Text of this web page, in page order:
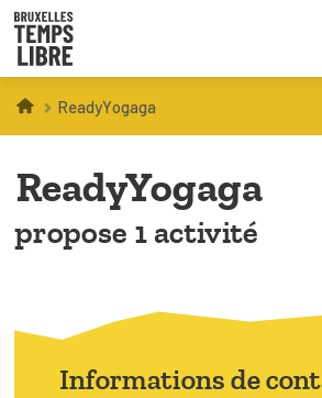
Infos parents
Droit au loisir
Coordinations ATL
VOUS CHERCHEZ DES ACTIVITÉS
À BRUXELLES
ReadyYogaga
ReadyYogaga
propose 1 activité
Informations de